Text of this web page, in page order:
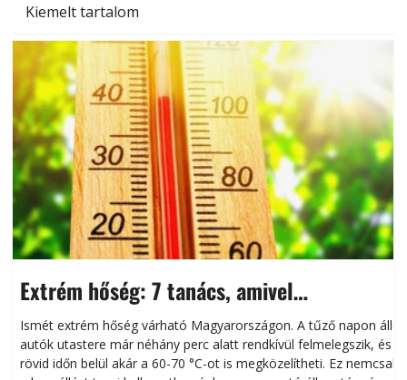
Kiemelt tartalom
Extrém hőség: 7 tanács, amivel
megóvhatjuk autónkat a nyári károktól
Ismét extrém hőség várható Magyarországon. A tűző napon álló
autók utastere már néhány perc alatt rendkívül felmelegszik, és
rövid időn belül akár a 60-70 °C-ot is megközelítheti. Ez nemcsak